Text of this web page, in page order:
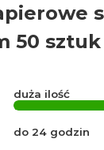
50 sztuk
duża ilość
do 24 godzin